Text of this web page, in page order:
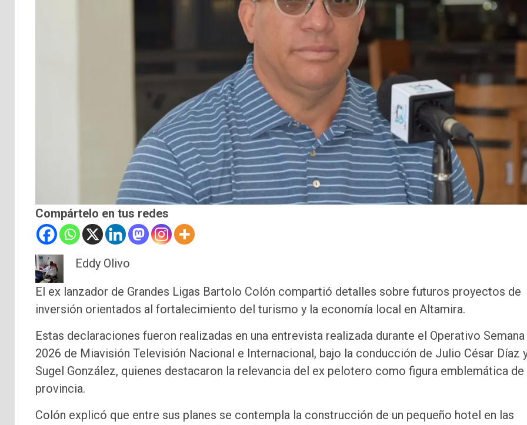
Compártelo en tus redes
Eddy Olivo
El ex lanzador de Grandes Ligas Bartolo Colón compartió detalles sobre futuros proyectos de
inversión orientados al fortalecimiento del turismo y la economía local en Altamira.
Estas declaraciones fueron realizadas en una entrevista realizada durante el Operativo Semana
2026 de Miavisión Televisión Nacional e Internacional, bajo la conducción de Julio César Díaz
Sugel González, quienes destacaron la relevancia del ex pelotero como figura emblemática de
provincia.
Colón explicó que entre sus planes se contempla la construcción de un pequeño hotel en las